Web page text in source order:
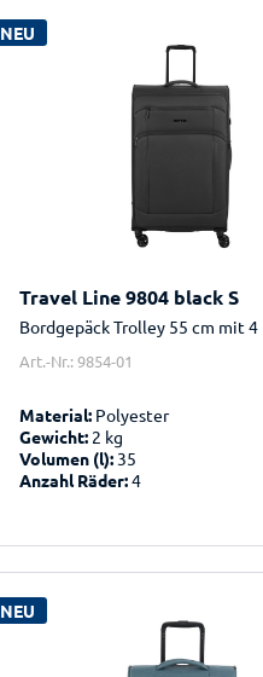
NEU
Travel Line 9804 black S
Bordgepäck Trolley 55 cm mit 4
Art.-Nr.: 9854-01
Material: Polyester
Gewicht: 2 kg
Volumen (l): 35
Anzahl Räder:4
NEU